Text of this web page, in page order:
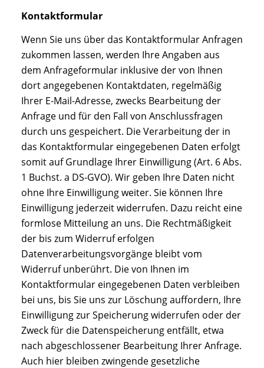
Kontaktformular
Wenn Sie uns über das Kontaktformular Anfragen
zukommen lassen, werden Ihre Angaben aus
dem Anfrageformular inklusive der von Ihnen
dort angegebenen Kontaktdaten, regelmäßig
Ihrer E-Mail-Adresse, zwecks Bearbeitung der
Anfrage und für den Fall von Anschlussfragen
durch uns gespeichert. Die Verarbeitung der in
das Kontaktformular eingegebenen Daten erfolgt
somit auf Grundlage Ihrer Einwilligung (Art. 6 Abs.
1 Buchst. a DS-GVO). Wir geben Ihre Daten nicht
ohne Ihre Einwilligung weiter. Sie können Ihre
Einwilligung jederzeit widerrufen. Dazu reicht eine
formlose Mitteilung an uns. Die Rechtmäßigkeit
der bis zum Widerruf erfolgen
Datenverarbeitungsvorgänge bleibt vom
Widerruf unberührt. Die von Ihnen im
Kontaktformular eingegebenen Daten verbleiben
bei uns, bis Sie uns zur Löschung auffordern, Ihre
Einwilligung zur Speicherung widerrufen oder der
Zweck für die Datenspeicherung entfällt, etwa
nach abgeschlossener Bearbeitung Ihrer Anfrage.
Auch hier bleiben zwingende gesetzliche